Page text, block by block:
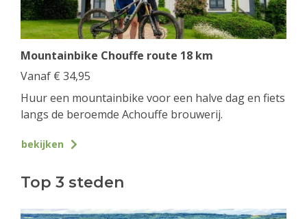
Mountainbike Chouffe route 18 km
Vanaf € 34,95
Huur een mountainbike voor een halve dag en fiets
langs de beroemde Achouffe brouwerij.
bekijken
Top 3 steden